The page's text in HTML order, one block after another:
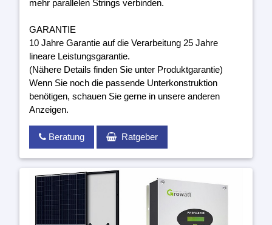
mehr parallelen Strings verbinden.
GARANTIE
10 Jahre Garantie auf die Verarbeitung 25 Jahre
lineare Leistungsgarantie.
(Nähere Details finden Sie unter Produktgarantie)
Wenn Sie noch die passende Unterkonstruktion
benötigen, schauen Sie gerne in unsere anderen
Anzeigen.
Beratung Ratgeber